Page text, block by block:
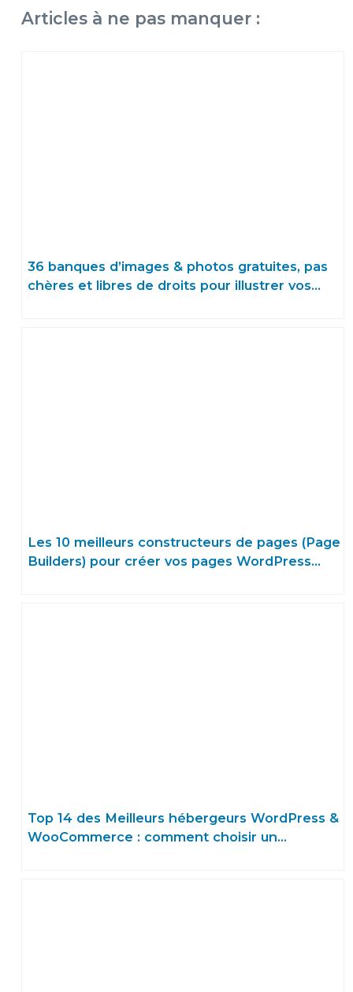
Articles à ne pas manquer :
36 banques d’images & photos gratuites, pas
chères et libres de droits pour illustrer vos
Les 10 meilleurs constructeurs de pages (Page
Builders) pour créer vos pages WordPress
Top 14 des Meilleurs hébergeurs WordPress &
WooCommerce : comment choisir un